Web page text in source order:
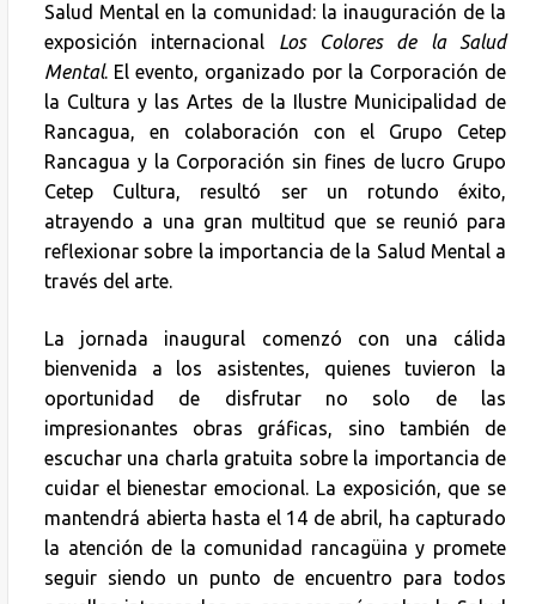
Salud Mental en la comunidad: la inauguración de la
exposición internacional Los Colores de la Salud
Mental. El evento, organizado por la Corporación de
la Cultura y las Artes de la Ilustre Municipalidad de
Rancagua, en colaboración con el Grupo Cetep
Rancagua y la Corporación sin fines de lucro Grupo
Cetep Cultura, resultó ser un rotundo éxito,
atrayendo a una gran multitud que se reunió para
reflexionar sobre la importancia de la Salud Mental a
través del arte.
La jornada inaugural comenzó con una cálida
bienvenida a los asistentes, quienes tuvieron la
oportunidad de disfrutar no solo de las
impresionantes obras gráficas, sino también de
escuchar una charla gratuita sobre la importancia de
cuidar el bienestar emocional. La exposición, que se
mantendrá abierta hasta el 14 de abril, ha capturado
la atención de la comunidad rancagüina y promete
seguir siendo un punto de encuentro para todos